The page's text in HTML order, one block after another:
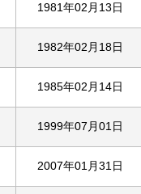
1981年02月13日
1982年02月18日
1985年02月14日
1999年07月01日
2007年01月31日